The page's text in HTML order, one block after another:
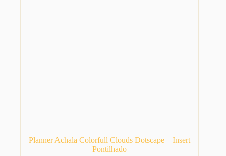
Planner Achala Colorfull Clouds Dotscape – Insert
Pontilhado